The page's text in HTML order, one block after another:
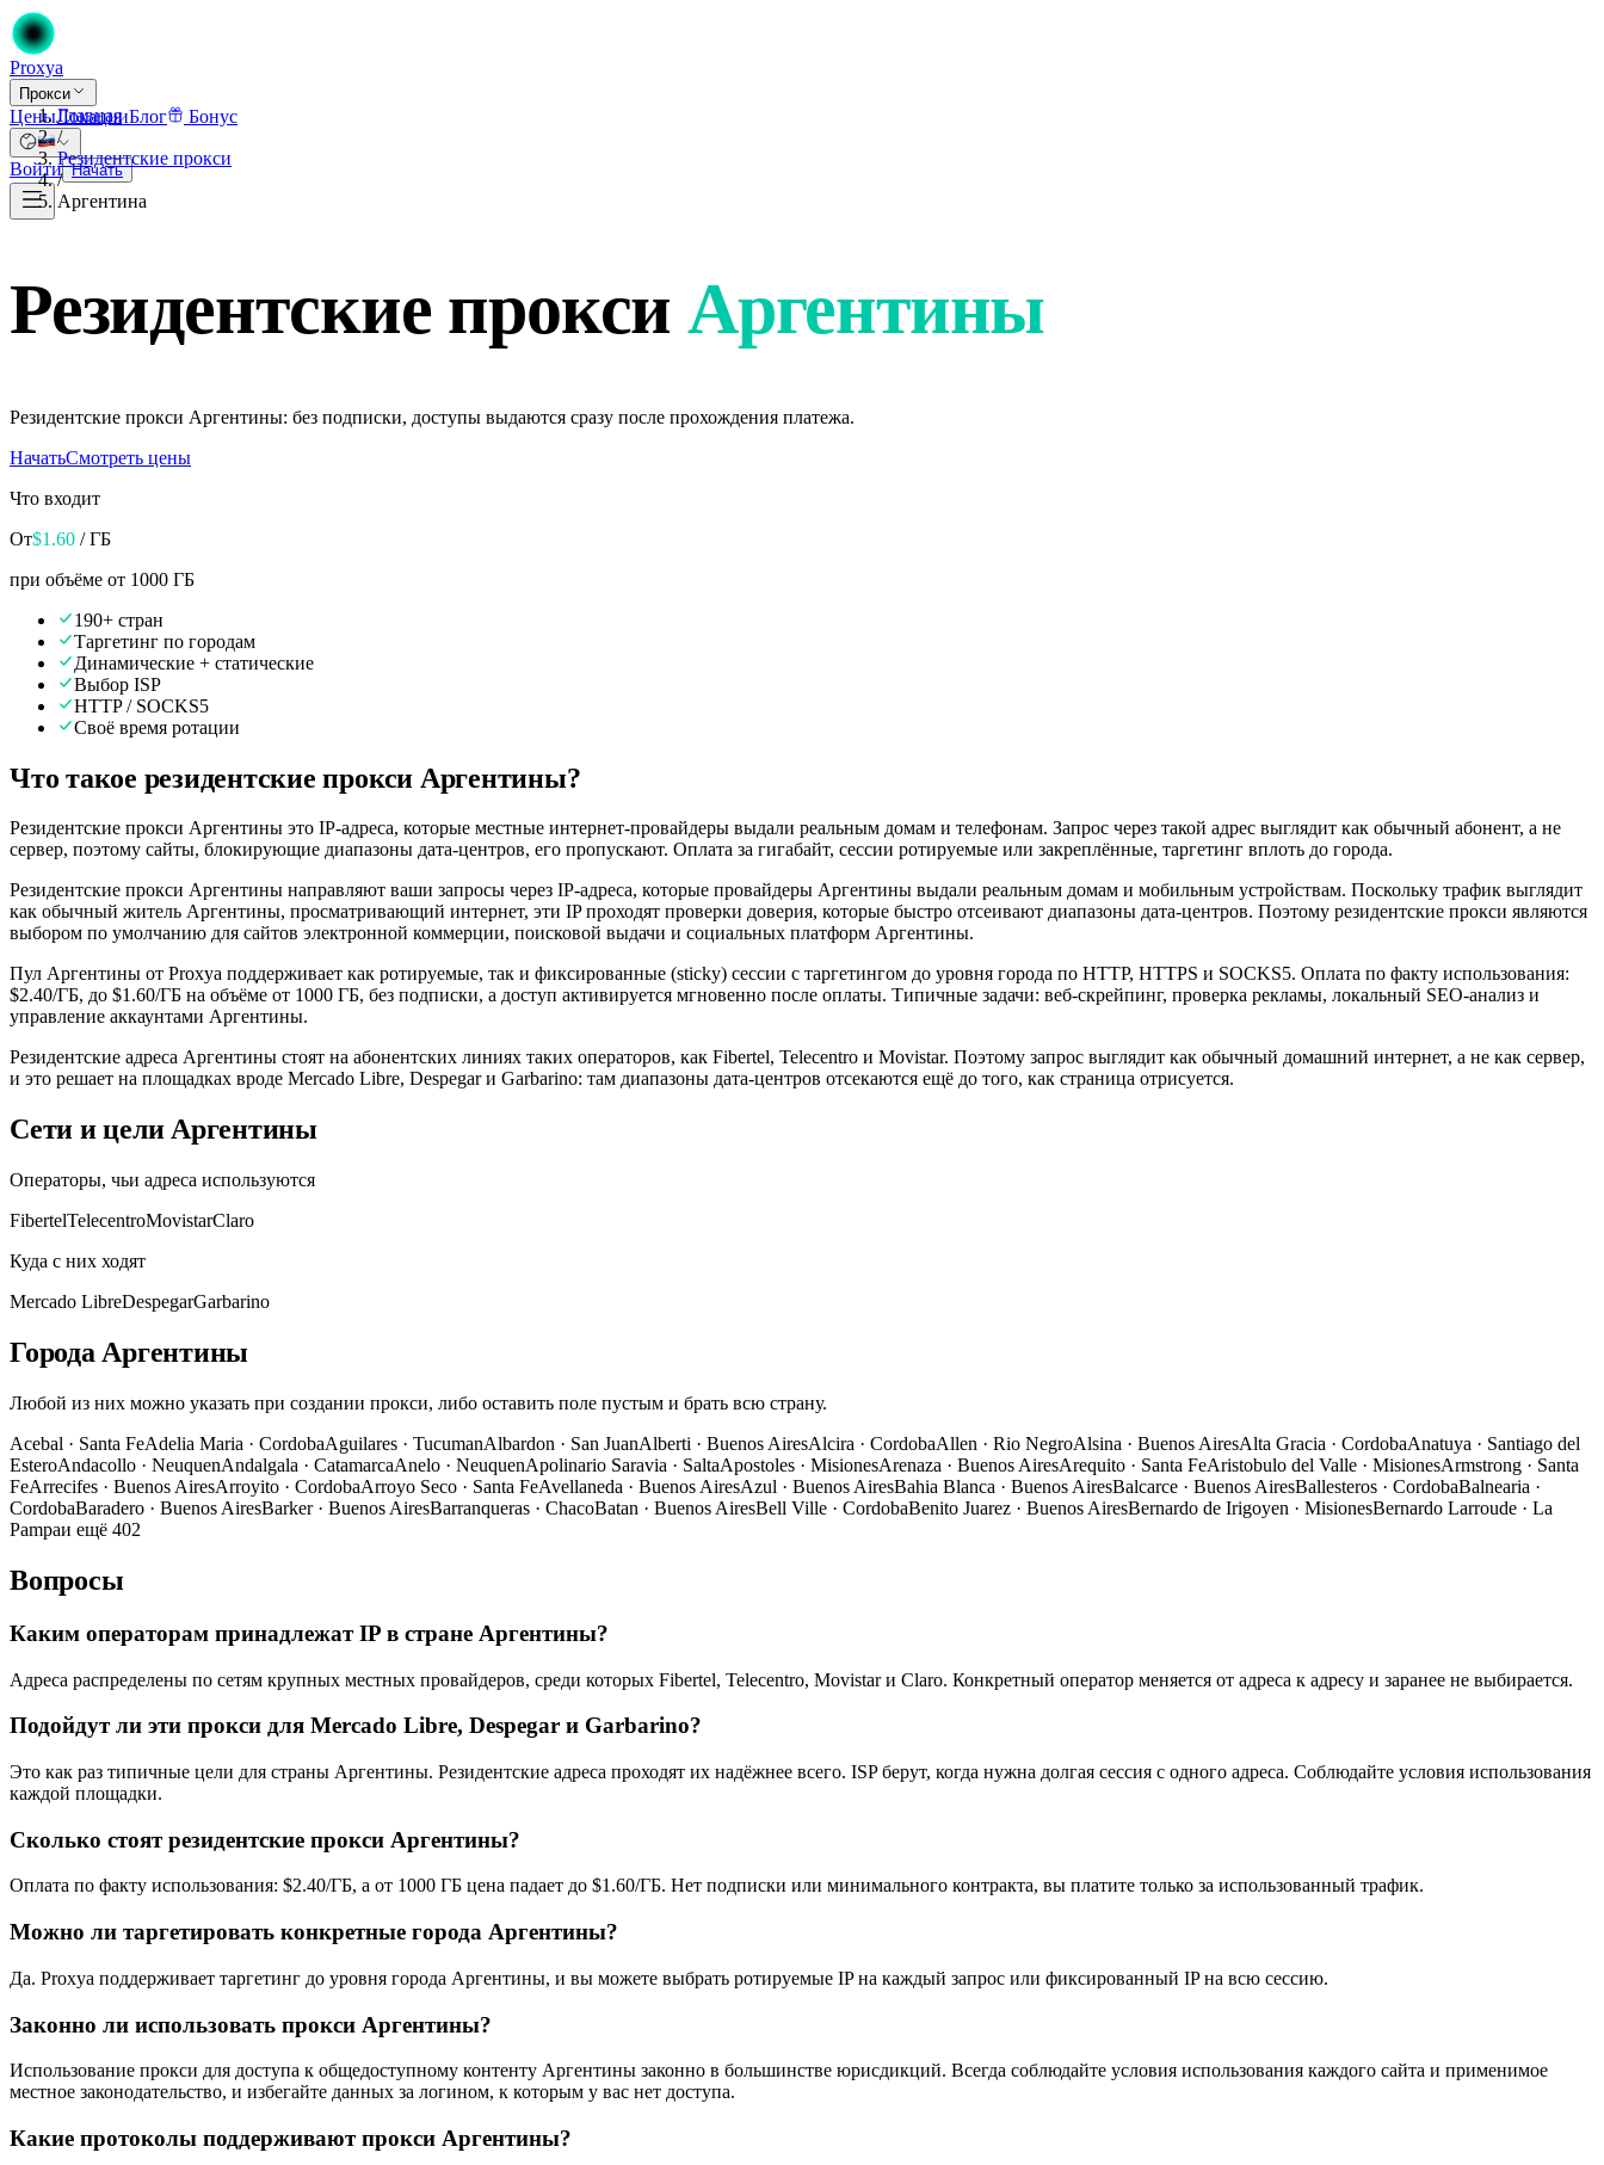
Proxya
Прокси
ЦеныЛокацииБлог Бонус
Войти Начать
Главная
/
Резидентские прокси
/
Аргентина
Резидентские прокси Аргентины
Резидентские прокси Аргентины: без подписки, доступы выдаются сразу после прохождения платежа.
НачатьСмотреть цены
Что входит
От$1.60 / ГБ
при объёме от 1000 ГБ
190+ стран
Таргетинг по городам
Динамические + статические
Выбор ISP
HTTP / SOCKS5
Своё время ротации
Что такое резидентские прокси Аргентины?
Резидентские прокси Аргентины это IP-адреса, которые местные интернет-провайдеры выдали реальным домам и телефонам. Запрос через такой адрес выглядит как обычный абонент, а не
сервер, поэтому сайты, блокирующие диапазоны дата-центров, его пропускают. Оплата за гигабайт, сессии ротируемые или закреплённые, таргетинг вплоть до города.
Резидентские прокси Аргентины направляют ваши запросы через IP-адреса, которые провайдеры Аргентины выдали реальным домам и мобильным устройствам. Поскольку трафик выглядит
как обычный житель Аргентины, просматривающий интернет, эти IP проходят проверки доверия, которые быстро отсеивают диапазоны дата-центров. Поэтому резидентские прокси являются
выбором по умолчанию для сайтов электронной коммерции, поисковой выдачи и социальных платформ Аргентины.
Пул Аргентины от Proxya поддерживает как ротируемые, так и фиксированные (sticky) сессии с таргетингом до уровня города по HTTP, HTTPS и SOCKS5. Оплата по факту использования:
$2.40/ГБ, до $1.60/ГБ на объёме от 1000 ГБ, без подписки, а доступ активируется мгновенно после оплаты. Типичные задачи: веб-скрейпинг, проверка рекламы, локальный SEO-анализ и
управление аккаунтами Аргентины.
Резидентские адреса Аргентины стоят на абонентских линиях таких операторов, как Fibertel, Telecentro и Movistar. Поэтому запрос выглядит как обычный домашний интернет, а не как сервер,
и это решает на площадках вроде Mercado Libre, Despegar и Garbarino: там диапазоны дата-центров отсекаются ещё до того, как страница отрисуется.
Сети и цели Аргентины
Операторы, чьи адреса используются
FibertelTelecentroMovistarClaro
Куда с них ходят
Mercado LibreDespegarGarbarino
Города Аргентины
Любой из них можно указать при создании прокси, либо оставить поле пустым и брать всю страну.
Acebal · Santa FeAdelia Maria · CordobaAguilares · TucumanAlbardon · San JuanAlberti · Buenos AiresAlcira · CordobaAllen · Rio NegroAlsina · Buenos AiresAlta Gracia · CordobaAnatuya · Santiago del
EsteroAndacollo · NeuquenAndalgala · CatamarcaAnelo · NeuquenApolinario Saravia · SaltaApostoles · MisionesArenaza · Buenos AiresArequito · Santa FeAristobulo del Valle · MisionesArmstrong · Santa
FeArrecifes · Buenos AiresArroyito · CordobaArroyo Seco · Santa FeAvellaneda · Buenos AiresAzul · Buenos AiresBahia Blanca · Buenos AiresBalcarce · Buenos AiresBallesteros · CordobaBalnearia ·
CordobaBaradero · Buenos AiresBarker· Buenos AiresBarranqueras · ChacoBatan · Buenos AiresBell Ville · CordobaBenito Juarez · Buenos AiresBernardo de Irigoyen · MisionesBernardo Larroude · La
Pampaи ещё 402
Вопросы
Каким операторам принадлежат IP в стране Аргентины?
Адреса распределены по сетям крупных местных провайдеров, среди которых Fibertel, Telecentro, Movistar и Claro. Конкретный оператор меняется от адреса к адресу и заранее не выбирается.
Подойдут ли эти прокси для Mercado Libre, Despegar и Garbarino?
Это как раз типичные цели для страны Аргентины. Резидентские адреса проходят их надёжнее всего. ISP берут, когда нужна долгая сессия с одного адреса. Соблюдайте условия использования
каждой площадки.
Сколько стоят резидентские прокси Аргентины?
Оплата по факту использования: $2.40/ГБ, а от 1000 ГБ цена падает до $1.60/ГБ. Нет подписки или минимального контракта, вы платите только за использованный трафик.
Можно ли таргетировать конкретные города Аргентины?
Да. Proxya поддерживает таргетинг до уровня города Аргентины, и вы можете выбрать ротируемые IP на каждый запрос или фиксированный IP на всю сессию.
Законно ли использовать прокси Аргентины?
Использование прокси для доступа к общедоступному контенту Аргентины законно в большинстве юрисдикций. Всегда соблюдайте условия использования каждого сайта и применимое
местное законодательство, и избегайте данных за логином, к которым у вас нет доступа.
Какие протоколы поддерживают прокси Аргентины?